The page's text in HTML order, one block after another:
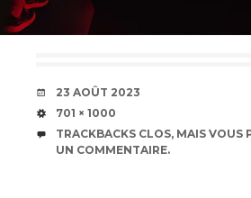
DATE
23 AOÛT 2023
TAILLE
701 × 1000
TRACKBACKS CLOS, MAIS VOUS
UN COMMENTAIRE.